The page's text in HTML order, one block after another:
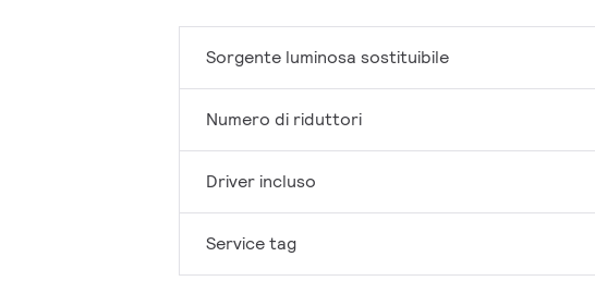
Sorgente luminosa sostituibile
Numero di riduttori
Driver incluso
Service tag